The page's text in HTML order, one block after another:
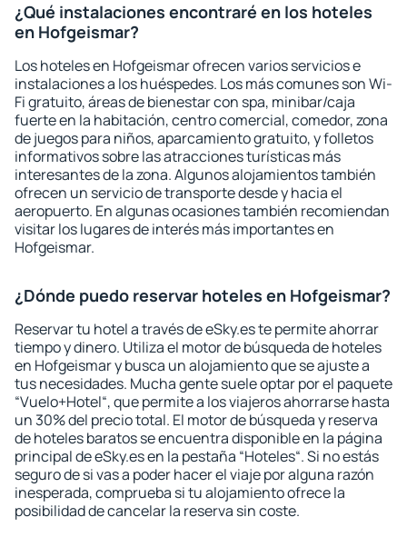
¿Qué instalaciones encontraré en los hoteles
en Hofgeismar?
Los hoteles en Hofgeismar ofrecen varios servicios e
instalaciones a los huéspedes. Los más comunes son Wi-
Fi gratuito, áreas de bienestar con spa, minibar/caja
fuerte en la habitación, centro comercial, comedor, zona
de juegos para niños, aparcamiento gratuito, y folletos
informativos sobre las atracciones turísticas más
interesantes de la zona. Algunos alojamientos también
ofrecen un servicio de transporte desde y hacia el
aeropuerto. En algunas ocasiones también recomiendan
visitar los lugares de interés más importantes en
Hofgeismar.
¿Dónde puedo reservar hoteles en Hofgeismar?
Reservar tu hotel a través de eSky.es te permite ahorrar
tiempo y dinero. Utiliza el motor de búsqueda de hoteles
en Hofgeismar y busca un alojamiento que se ajuste a
tus necesidades. Mucha gente suele optar por el paquete
“Vuelo+Hotel“, que permite a los viajeros ahorrarse hasta
un 30% del precio total. El motor de búsqueda y reserva
de hoteles baratos se encuentra disponible en la página
principal de eSky.es en la pestaña “Hoteles“. Si no estás
seguro de si vas a poder hacer el viaje por alguna razón
inesperada, comprueba si tu alojamiento ofrece la
posibilidad de cancelar la reserva sin coste.